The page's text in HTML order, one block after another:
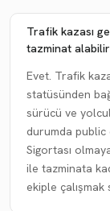
Trafik kazası
tazminat alabilir
Evet. Trafik
statüsünden
sürücü ve
durumda public
Sigortası
ile tazminata
ekiple çalışmak